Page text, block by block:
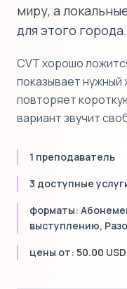
миру, а
для этого города.
CVT хорошо
показывает нужный
повторяет
вариант звучит
1 преподаватель
3 доступные
форматы:
выступлению,
цены от: 50.00 USD